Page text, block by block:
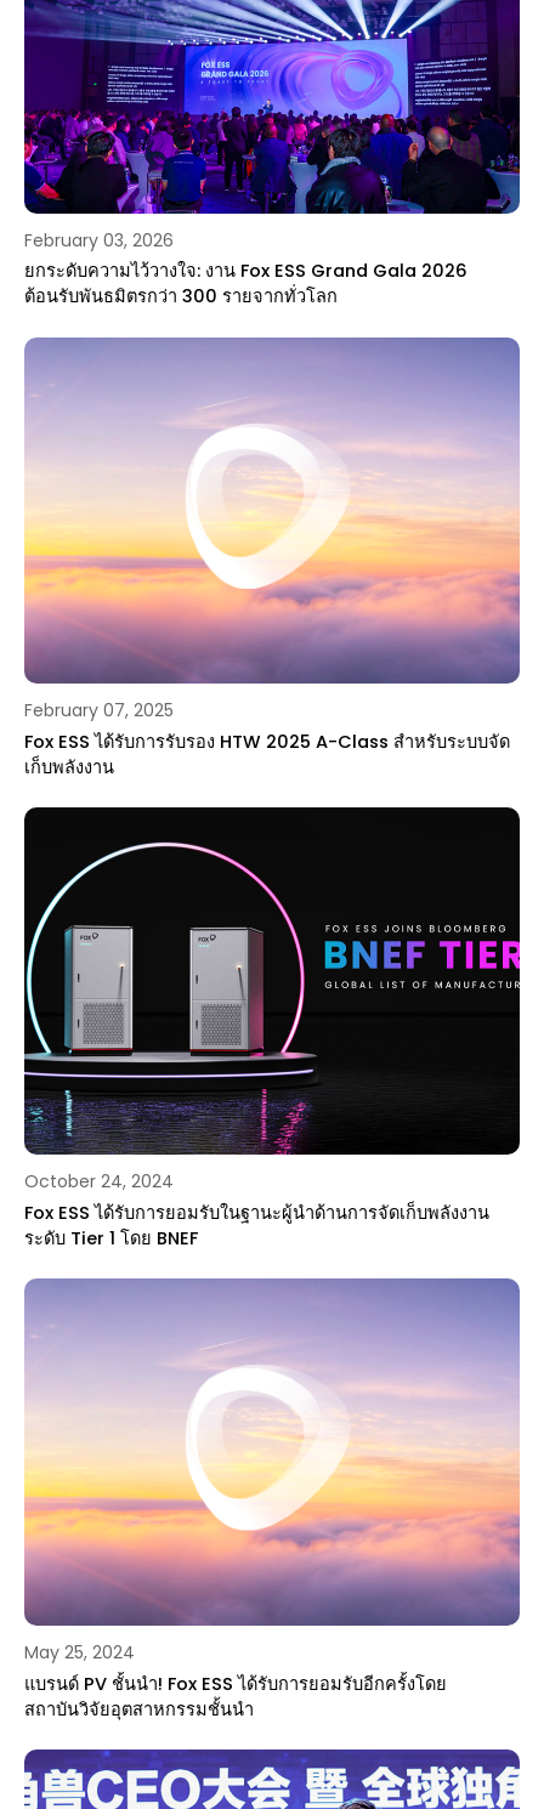
February 03, 2026
ยกระดับความไว้วางใจ: งาน Fox ESS Grand Gala 2026
ต้อนรับพันธมิตรกว่า 300 รายจากทั่วโลก
February 07, 2025
Fox ESS ได้รับการรับรอง HTW 2025 A-Class สำหรับระบบจัด
เก็บพลังงาน
October 24, 2024
Fox ESS ได้รับการยอมรับในฐานะผู้นำด้านการจัดเก็บพลังงาน
ระดับ Tier 1 โดย BNEF
May 25, 2024
แบรนด์ PV ชั้นนำ! Fox ESS ได้รับการยอมรับอีกครั้งโดย
สถาบันวิจัยอุตสาหกรรมชั้นนำ